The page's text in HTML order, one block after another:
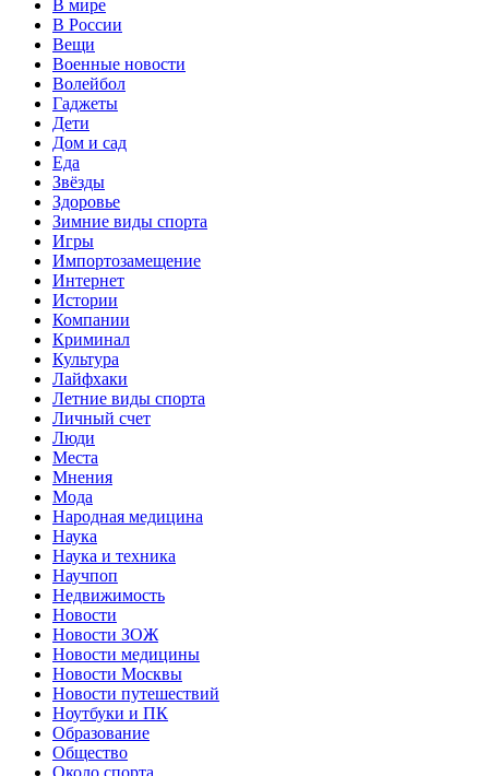
В мире
В России
Вещи
Военные новости
Волейбол
Гаджеты
Дети
Дом и сад
Еда
Звёзды
Здоровье
Зимние виды спорта
Игры
Импортозамещение
Интернет
Истории
Компании
Криминал
Культура
Лайфхаки
Летние виды спорта
Личный счет
Люди
Места
Мнения
Мода
Народная медицина
Наука
Наука и техника
Научпоп
Недвижимость
Новости
Новости ЗОЖ
Новости медицины
Новости Москвы
Новости путешествий
Ноутбуки и ПК
Образование
Общество
Около спорта